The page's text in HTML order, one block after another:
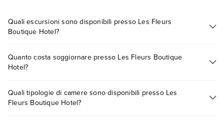
Quali escursioni sono disponibili presso Les Fleurs
Boutique Hotel?
presso Les Fleurs Boutique Hotel. Scoprile tutte nella
sezione
dedicata
Quanto costa soggiornare presso Les Fleurs Boutique
Hotel?
a vari fattori (per es. date, condizioni dell'hotel, ecc). Per
consultare i prezzi, compila il motore di ricerca e scegli
Quali tipologie di camere sono disponibili presso Les
Fleurs Boutique Hotel?